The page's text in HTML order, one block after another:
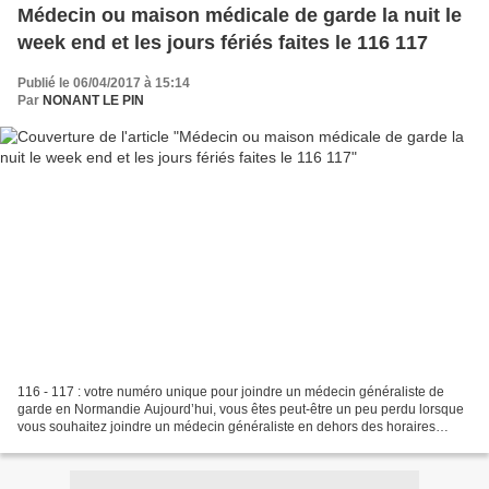
Médecin ou maison médicale de garde la nuit le
week end et les jours fériés faites le 116 117
Publié le 06/04/2017 à 15:14
Par NONANT LE PIN
116 - 117 : votre numéro unique pour joindre un médecin généraliste de
garde en Normandie Aujourd’hui, vous êtes peut-être un peu perdu lorsque
vous souhaitez joindre un médecin généraliste en dehors des horaires